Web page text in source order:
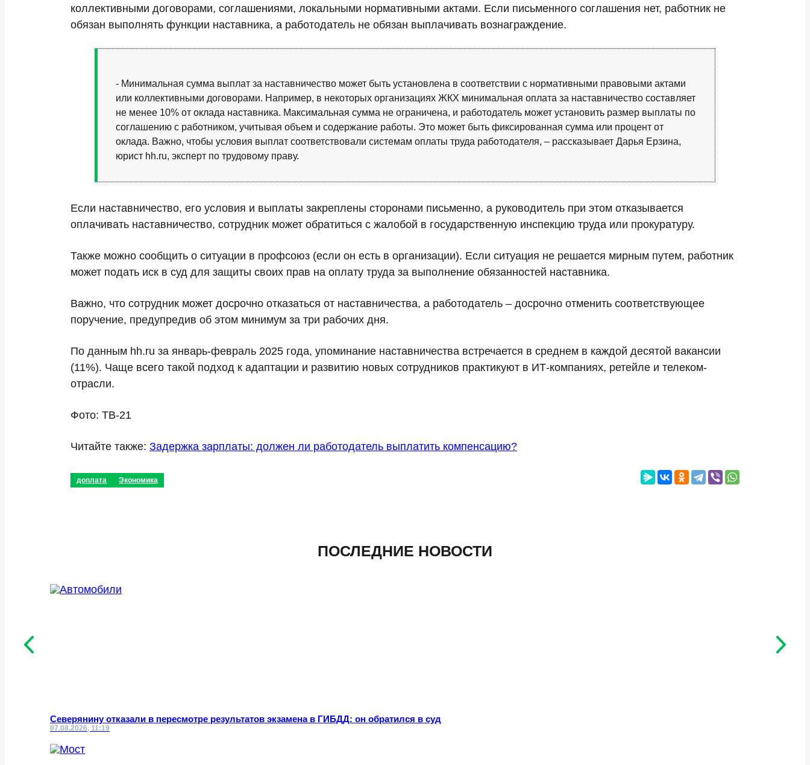
коллективными договорами, соглашениями, локальными нормативными актами. Если письменного соглашения нет, работник не
обязан выполнять функции наставника, а работодатель не обязан выплачивать вознаграждение.
- Минимальная сумма выплат за наставничество может быть установлена в соответствии с нормативными правовыми актами
или коллективными договорами. Например, в некоторых организациях ЖКХ минимальная оплата за наставничество составляет
не менее 10% от оклада наставника. Максимальная сумма не ограничена, и работодатель может установить размер выплаты по
соглашению с работником, учитывая объем и содержание работы. Это может быть фиксированная сумма или процент от
оклада. Важно, чтобы условия выплат соответствовали системам оплаты труда работодателя, – рассказывает Дарья Ерзина,
юрист hh.ru, эксперт по трудовому праву.
Если наставничество, его условия и выплаты закреплены сторонами письменно, а руководитель при этом отказывается
оплачивать наставничество, сотрудник может обратиться с жалобой в государственную инспекцию труда или прокуратуру.
Также можно сообщить о ситуации в профсоюз (если он есть в организации). Если ситуация не решается мирным путем, работник
может подать иск в суд для защиты своих прав на оплату труда за выполнение обязанностей наставника.
Важно, что сотрудник может досрочно отказаться от наставничества, а работодатель – досрочно отменить соответствующее
поручение, предупредив об этом минимум за три рабочих дня.
По данным hh.ru за январь-февраль 2025 года, упоминание наставничества встречается в среднем в каждой десятой вакансии
(11%). Чаще всего такой подход к адаптации и развитию новых сотрудников практикуют в ИТ-компаниях, ретейле и телеком-
отрасли.
Фото: ТВ-21
Читайте также: Задержка зарплаты: должен ли работодатель выплатить компенсацию?
доплата Экономика
ПОСЛЕДНИЕ НОВОСТИ
Северянину отказали в пересмотре результатов экзамена в ГИБДД: он обратился в суд
07.08.2026, 11:19